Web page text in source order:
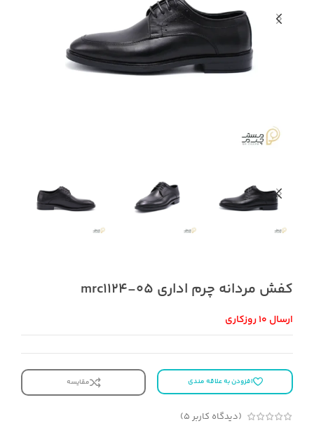
کفش مردانه چرم اداری mrc1124-05
ارسال 10 روزکاری
افزودن به علاقه مندی مقایسه
(دیدگاه کاربر 5
)